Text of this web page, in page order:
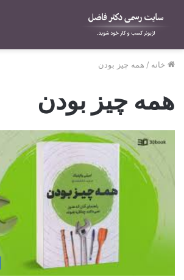
خانه / همه چیز بودن
همه چیز بودن